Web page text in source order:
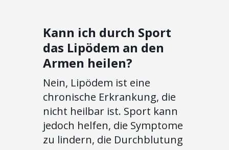
Kann ich durch Sport
das Lipödem an den
Armen heilen?
Nein, Lipödem ist eine
chronische Erkrankung, die
nicht heilbar ist. Sport kann
jedoch helfen, die Symptome
zu lindern, die Durchblutung